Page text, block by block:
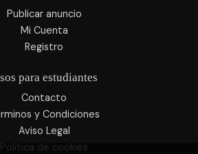
Publicar anuncio
Mi Cuenta
Registro
para estudiantes
Contacto
y Condiciones
Aviso Legal
Politica de cookies